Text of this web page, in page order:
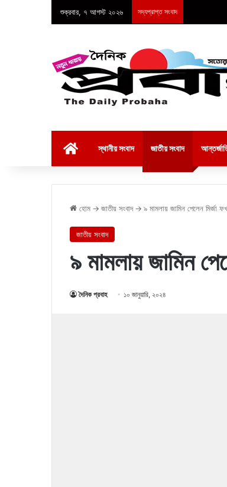
শুক্রবার, ৭ আগস্ট ২০২৬ সদ্যপ্রাপ্ত সংবাদ
স্থানীয় সংবাদ জাতীয় সংবাদ
হোম → জাতীয় সংবাদ → ৯ মামলায় জামিন পেলেন মির্জা
জাতীয় সংবাদ
৯ মামলায় জামিন
দৈনিক প্রবাহ ১০ জানুয়ারি, ২০২৪